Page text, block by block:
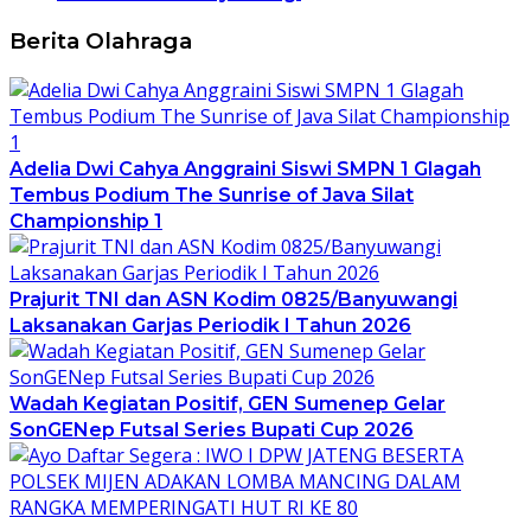
Berita Olahraga
Adelia Dwi Cahya Anggraini Siswi SMPN 1 Glagah
Tembus Podium The Sunrise of Java Silat
Championship 1
Prajurit TNI dan ASN Kodim 0825/Banyuwangi
Laksanakan Garjas Periodik I Tahun 2026
Wadah Kegiatan Positif, GEN Sumenep Gelar
SonGENep Futsal Series Bupati Cup 2026